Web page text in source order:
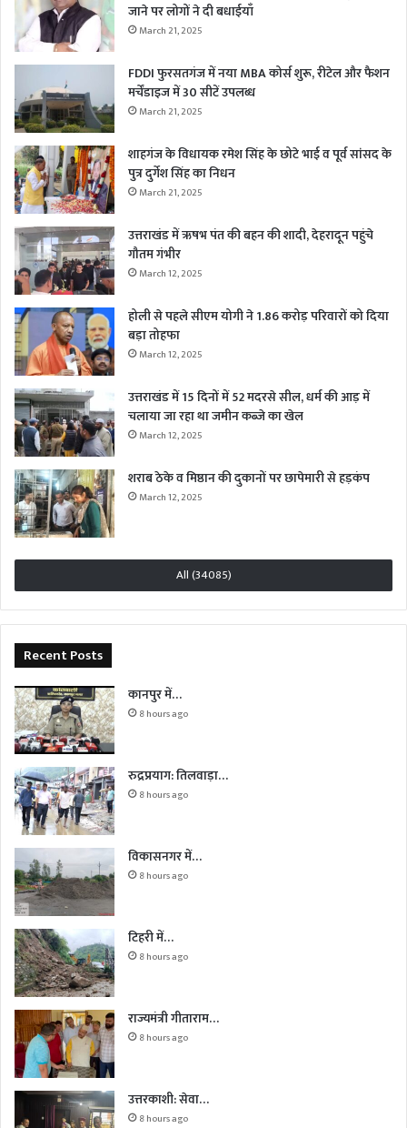
जाने पर लोगों ने दी बधाईयाँ
March 21, 2025
FDDI फुरसतगंज में नया MBA कोर्स शुरू, रीटेल और फैशन
मर्चेंडाइज में 30 सीटें उपलब्ध
March 21, 2025
शाहगंज के विधायक रमेश सिंह के छोटे भाई व पूर्व सांसद के
पुत्र दुर्गेश सिंह का निधन
March 21, 2025
उत्तराखंड में ऋषभ पंत की बहन की शादी, देहरादून पहुंचे
गौतम गंभीर
March 12, 2025
होली से पहले सीएम योगी ने 1.86 करोड़ परिवारों को दिया
बड़ा तोहफा
March 12, 2025
उत्तराखंड में 15 दिनों में 52 मदरसे सील, धर्म की आड़ में
चलाया जा रहा था जमीन कब्जे का खेल
March 12, 2025
शराब ठेके व मिष्ठान की दुकानों पर छापेमारी से हड़कंप
March 12, 2025
All (34085)
Recent Posts
कानपुर में…
8 hours ago
रुद्रप्रयाग: तिलवाड़ा…
8 hours ago
विकासनगर में…
8 hours ago
टिहरी में…
8 hours ago
राज्यमंत्री गीताराम…
8 hours ago
उत्तरकाशी: सेवा…
8 hours ago